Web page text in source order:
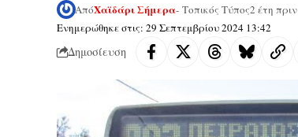
Ενημερώθηκε στις: 29 Σεπτεμβρίου 2024 13:42
ΑπόΧαϊδάρι Σήμερα- Τοπικός Τύπος2 έτη πριν
Δημοσίευση